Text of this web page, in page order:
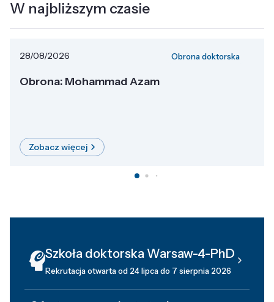
W najbliższym czasie
28/08/2026 Obrona doktorska
Obrona: Mohammad Azam
Zobacz więcej
Szkoła doktorska Warsaw-4-PhD
Rekrutacja otwarta od 24 lipca do 7 sierpnia 2026